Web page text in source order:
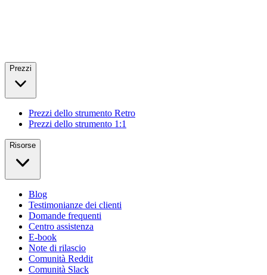
Prezzi
Prezzi dello strumento Retro
Prezzi dello strumento 1:1
Risorse
Blog
Testimonianze dei clienti
Domande frequenti
Centro assistenza
E-book
Note di rilascio
Comunità Reddit
Comunità Slack